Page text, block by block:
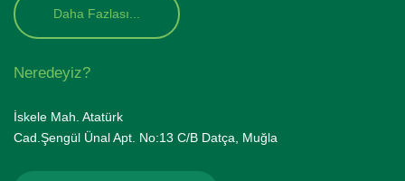
Daha Fazlası...
Neredeyiz?
İskele Mah. Atatürk
Cad.Şengül Ünal Apt. No:13 C/B Datça, Muğla